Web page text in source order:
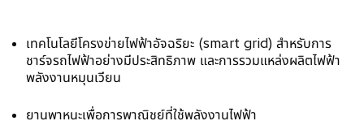
เทคโนโลยีโครงข่ายไฟฟ้าอัจฉริยะ (smart grid) สำหรับการ
ชาร์จรถไฟฟ้าอย่างมีประสิทธิภาพ และการรวมแหล่งผลิตไฟฟ้า
พลังงานหมุนเวียน
ยานพาหนะเพื่อการพาณิชย์ที่ใช้พลังงานไฟฟ้า